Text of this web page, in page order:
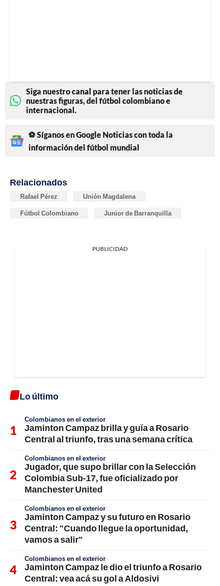
Siga nuestro canal para tener las noticias de
nuestras figuras, del fútbol colombiano e
internacional.
⚽ Síganos en Google Noticias con toda la
información del fútbol mundial
Relacionados
Rafael Pérez Unión Magdalena
Fútbol Colombiano Junior de Barranquilla
PUBLICIDAD
Lo último
Colombianos en el exterior
Jaminton Campaz brilla y guía a Rosario
Central al triunfo, tras una semana crítica
Colombianos en el exterior
Jugador, que supo brillar con la Selección
Colombia Sub-17, fue oficializado por
Manchester United
Colombianos en el exterior
Jaminton Campaz y su futuro en Rosario
Central: "Cuando llegue la oportunidad,
vamos a salir"
Colombianos en el exterior
Jaminton Campaz le dio el triunfo a Rosario
Central: vea acá su gol a Aldosivi